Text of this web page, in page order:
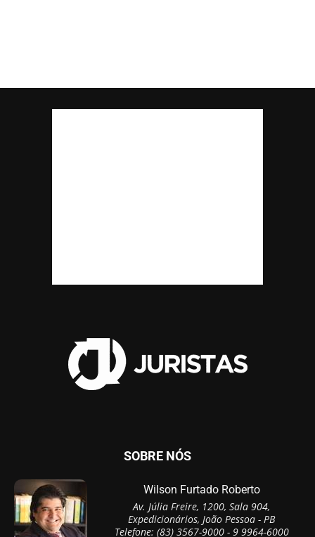
SOBRE NÓS
Wilson Furtado Roberto
Av. Júlia Freire, 1200, Sala 904,
Expedicionários, João Pessoa - PB
Telefone: (83) 3567-9000 - 9 9964-6000